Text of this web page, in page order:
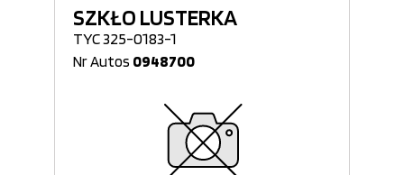
SZKŁO LUSTERKA
TYC 325-0183-1
Nr Autos 0948700